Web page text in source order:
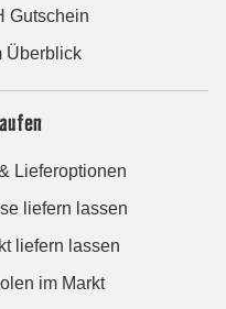
Gutschein
Überblick
Lieferoptionen
liefern lassen
liefern lassen
im Markt